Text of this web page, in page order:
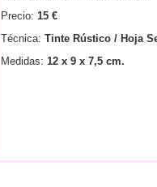
Precio: 15 €
Técnica: Tinte Rústico / Hoja
Medidas: 12 x 9 x 7,5 cm.